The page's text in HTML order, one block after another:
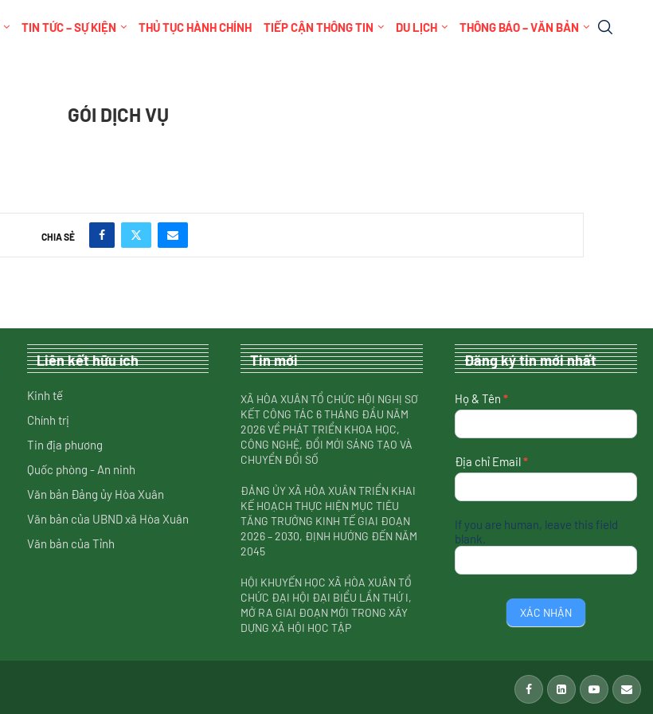
TIN TỨC – SỰ KIỆN THỦ TỤC HÀNH CHÍNH TIẾP CẬN THÔNG TIN DU LỊCH THÔNG BÁO – VĂN BẢN
GÓI DỊCH VỤ
CHIA SẺ
Liên kết hữu ích
Kinh tế
Chính trị
Tin địa phương
Quốc phòng - An ninh
Văn bản Đảng ủy Hòa Xuân
Văn bản của UBND xã Hòa Xuân
Văn bản của Tỉnh
Tin mới
XÃ HÒA XUÂN TỔ CHỨC HỘI NGHỊ SƠ
KẾT CÔNG TÁC 6 THÁNG ĐẦU NĂM
2026 VỀ PHÁT TRIỂN KHOA HỌC,
CÔNG NGHỆ, ĐỔI MỚI SÁNG TẠO VÀ
CHUYỂN ĐỔI SỐ
ĐẢNG ỦY XÃ HÒA XUÂN TRIỂN KHAI
KẾ HOẠCH THỰC HIỆN MỤC TIÊU
TĂNG TRƯỞNG KINH TẾ GIAI ĐOẠN
2026 – 2030, ĐỊNH HƯỚNG ĐẾN NĂM
2045
HỘI KHUYẾN HỌC XÃ HÒA XUÂN TỔ
CHỨC ĐẠI HỘI ĐẠI BIỂU LẦN THỨ I,
MỞ RA GIAI ĐOẠN MỚI TRONG XÂY
DỰNG XÃ HỘI HỌC TẬP
Đăng ký tin mới nhất
nhận
tin
nhất
Họ & Tên*
Địa chỉ Email*
If you are human, leave this field
blank.
XÁC NHẬN